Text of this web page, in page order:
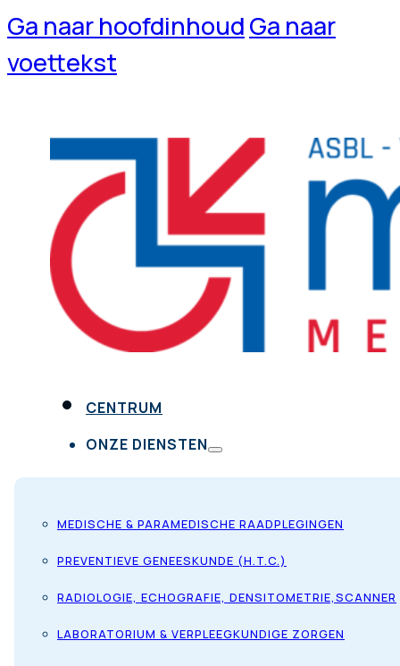
Ga naar hoofdinhoudGa naar
voettekst
CENTRUM
ONZE DIENSTEN
MEDISCHE & PARAMEDISCHE RAADPLEGINGEN
PREVENTIEVE GENEESKUNDE (H.T.C.)
RADIOLOGIE, ECHOGRAFIE, DENSITOMETRIE,SCANNER
LABORATORIUM & VERPLEEGKUNDIGE ZORGEN